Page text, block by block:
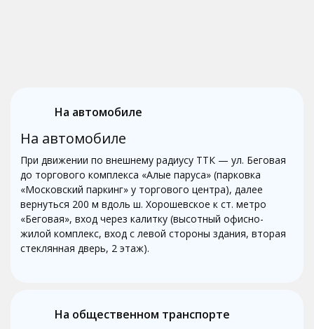
На автомобиле
На автомобиле
При движении по внешнему радиусу ТТК — ул. Беговая
до торгового комплекса «Алые паруса» (парковка
«Московский паркинг» у торгового центра), далее
вернуться 200 м вдоль ш. Хорошевское к ст. метро
«Беговая», вход через калитку (высотный офисно-
жилой комплекс, вход с левой стороны здания, вторая
стеклянная дверь, 2 этаж).
На общественном транспорте